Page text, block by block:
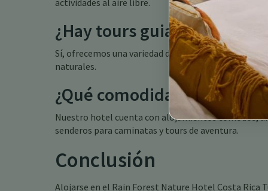
actividades al aire libre.
¿Hay tours guiados
Sí, ofrecemos una variedad de tours guiados para
naturales.
¿Qué comodidades ofrece
Nuestro hotel cuenta con alojamientos cómodos,
senderos para caminatas y tours de aventura.
Conclusión
Alojarse en el Rain Forest Nature Hotel Costa Rica